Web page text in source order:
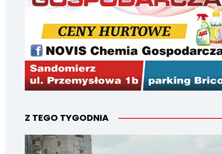
Z TEGO TYGODNIA